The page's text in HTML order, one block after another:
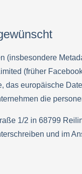
(früher
europäische
die
1/2 in 68799
und im